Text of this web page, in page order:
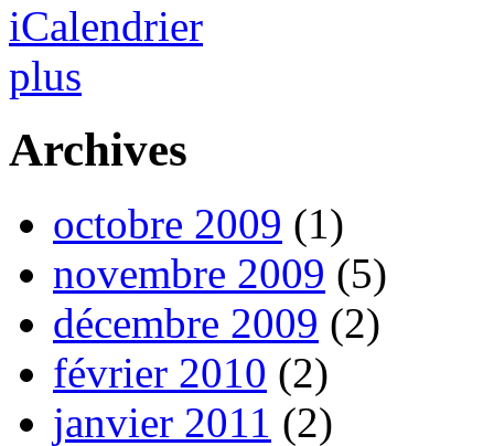
plus
Archives
octobre 2009 (1)
novembre 2009 (5)
décembre 2009 (2)
février 2010 (2)
janvier 2011 (2)